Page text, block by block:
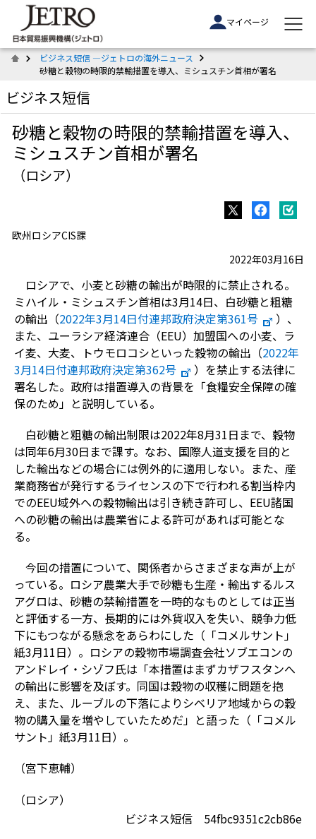
マイページ
ビジネス短信 ―ジェトロの海外ニュース
砂糖と穀物の時限的禁輸措置を導入、ミシュスチン首相が署名
ビジネス短信
砂糖と穀物の時限的禁輸措置を導入、
ミシュスチン首相が署名
（ロシア）
欧州ロシアCIS課
2022年03月16日
ロシアで、小麦と砂糖の輸出が時限的に禁止される。
ミハイル・ミシュスチン首相は3月14日、白砂糖と粗糖
の輸出（2022年3月14日付連邦政府決定第361号
）、
また、ユーラシア経済連合（EEU）加盟国への小麦、ラ
イ麦、大麦、トウモロコシといった穀物の輸出（2022年
3月14日付連邦政府決定第362号
）を禁止する法律に
署名した。政府は措置導入の背景を「食糧安全保障の確
保のため」と説明している。
白砂糖と粗糖の輸出制限は2022年8月31日まで、穀物
は同年6月30日まで課す。なお、国際人道支援を目的と
した輸出などの場合には例外的に適用しない。また、産
業商務省が発行するライセンスの下で行われる割当枠内
でのEEU域外への穀物輸出は引き続き許可し、EEU諸国
への砂糖の輸出は農業省による許可があれば可能とな
る。
今回の措置について、関係者からさまざまな声が上が
っている。ロシア農業大手で砂糖も生産・輸出するルス
アグロは、砂糖の禁輸措置を一時的なものとしては正当
と評価する一方、長期的には外貨収入を失い、競争力低
下にもつながる懸念をあらわにした（「コメルサント」
紙3月11日）。ロシアの穀物市場調査会社ソブエコンの
アンドレイ・シゾフ氏は「本措置はまずカザフスタンへ
の輸出に影響を及ぼす。同国は穀物の収穫に問題を抱
え、また、ルーブルの下落によりシベリア地域からの穀
物の購入量を増やしていたためだ」と語った（「コメル
サント」紙3月11日）。
（宮下恵輔）
（ロシア）
ビジネス短信 54fbc9351c2cb86e